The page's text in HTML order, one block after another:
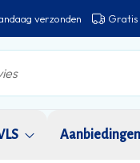
verzonden Gratis
Aanbiedingen